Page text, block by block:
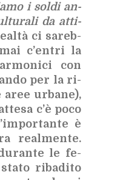
i sol­di an­
da at­ti­
ci sa­reb­
c’en­tri la
con
per la ri­
ur­ba­ne),
c’è poco
è
real­men­te.
le fe­
ri­ba­di­to